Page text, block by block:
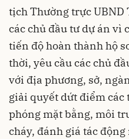
tịch Thường trực UBND
các chủ đầu tư dự án vì
tiến độ hoàn thành hộ
thời, yêu cầu các chủ
với địa phương, sở,
giải quyết dứt điểm các
phóng mặt bằng, môi
cháy, đánh giá tác